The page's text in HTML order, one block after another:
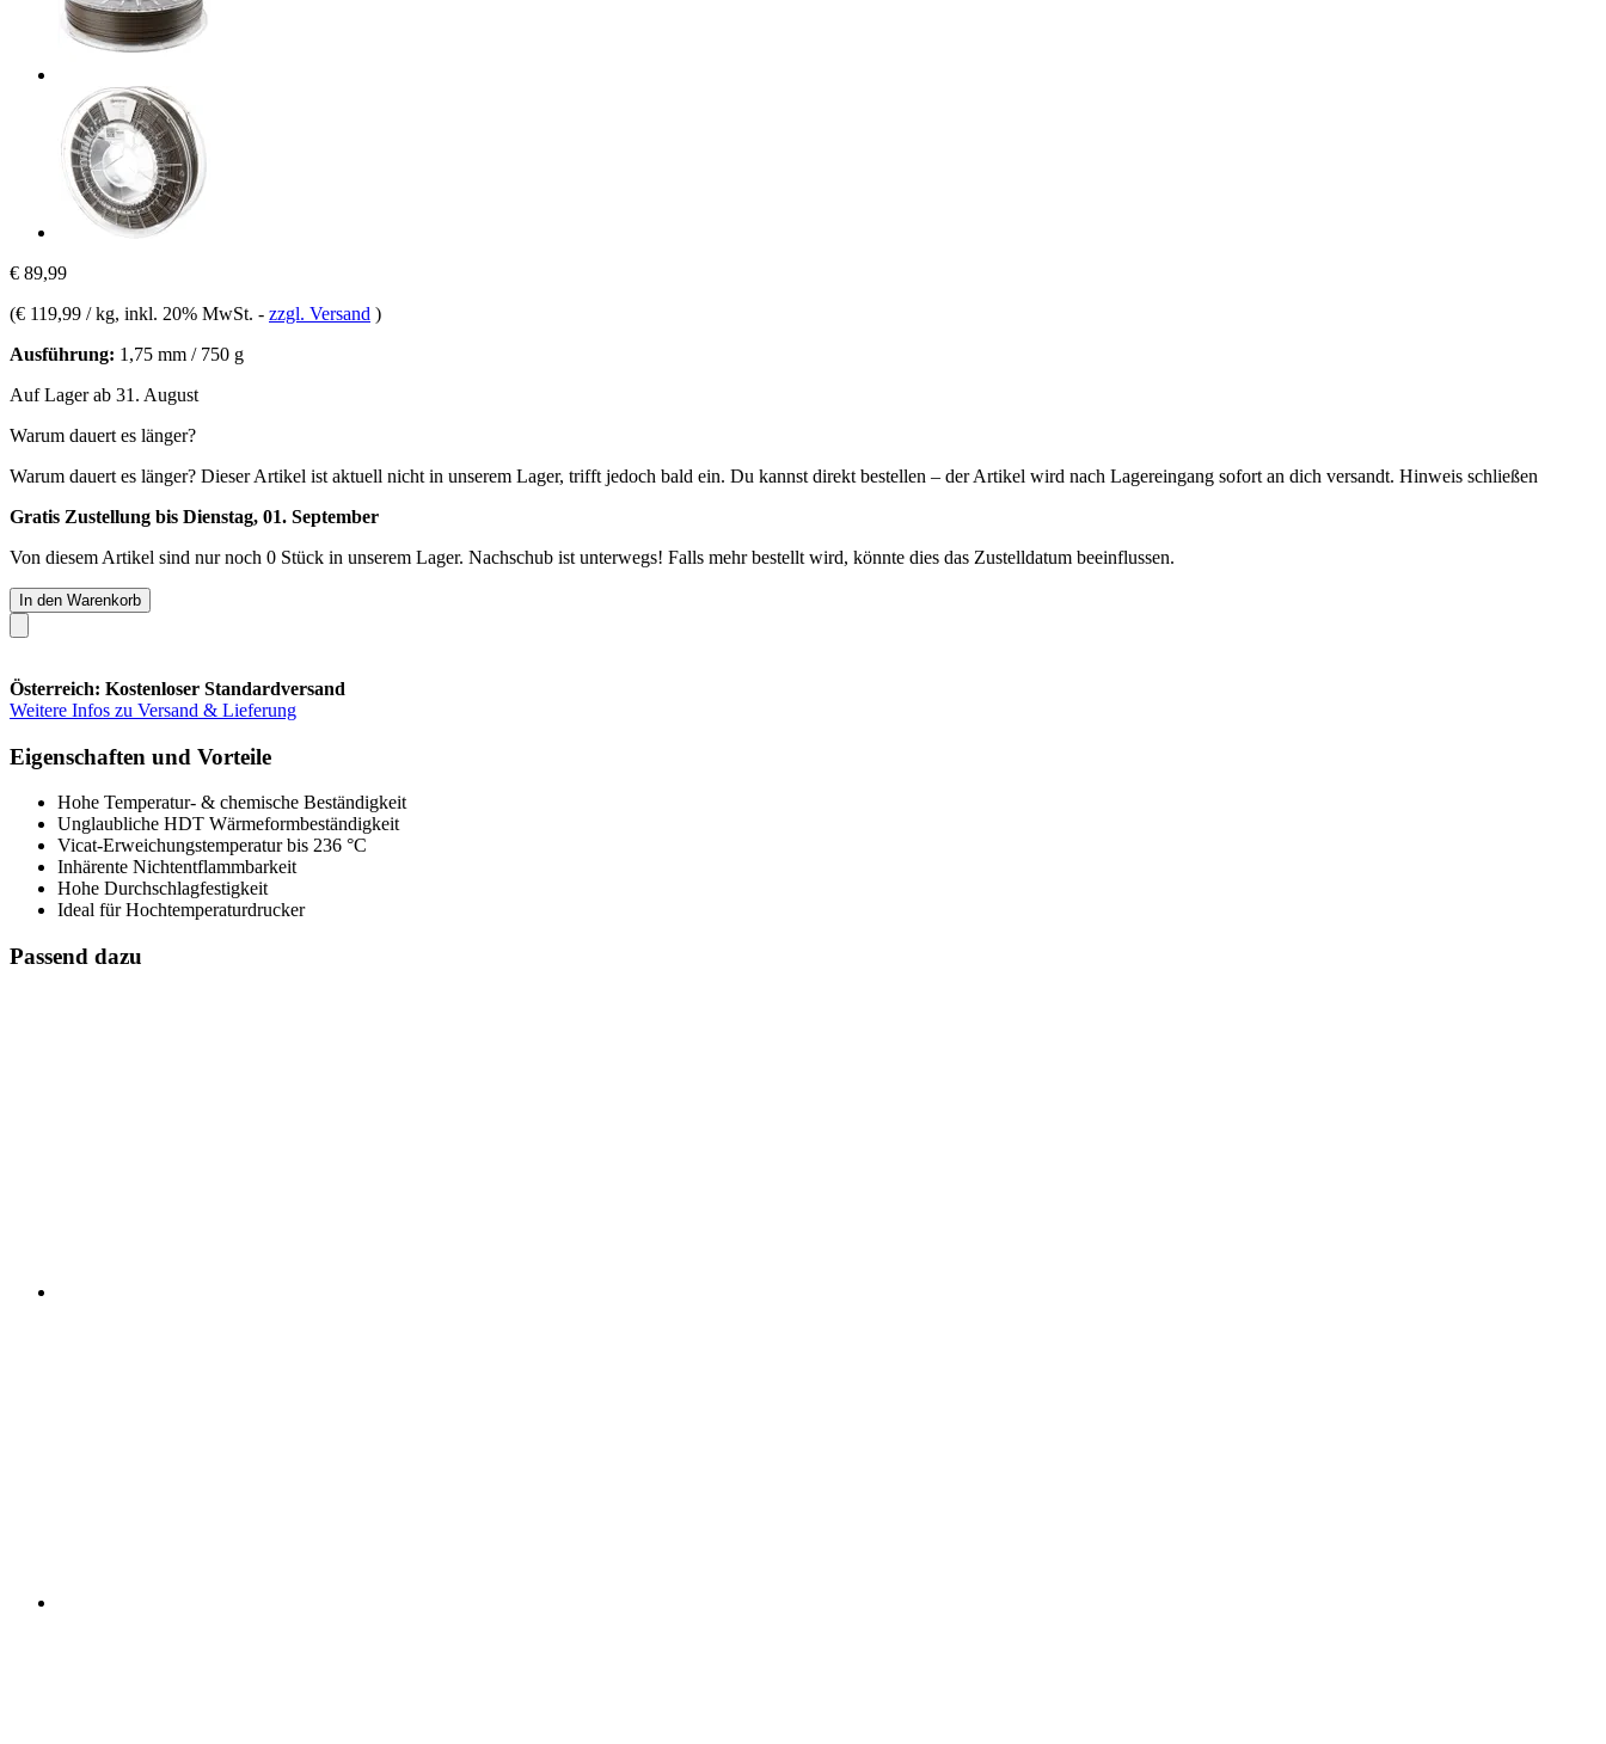
€ 89,99
(€ 119,99 / kg, inkl. 20% MwSt. - zzgl. Versand )
Ausführung: 1,75 mm / 750 g
Auf Lager ab 31. August
Warum dauert es länger?
Warum dauert es länger? Dieser Artikel ist aktuell nicht in unserem Lager, trifft jedoch bald ein. Du kannst direkt bestellen – der Artikel wird nach Lagereingang sofort an dich versandt. Hinweis schließen
Gratis Zustellung bis Dienstag, 01. September
Von diesem Artikel sind nur noch 0 Stück in unserem Lager. Nachschub ist unterwegs! Falls mehr bestellt wird, könnte dies das Zustelldatum beeinflussen.
In den Warenkorb
Österreich: Kostenloser Standardversand
Weitere Infos zu Versand & Lieferung
Eigenschaften und Vorteile
Hohe Temperatur- & chemische Beständigkeit
Unglaubliche HDT Wärmeformbeständigkeit
Vicat-Erweichungstemperatur bis 236 °C
Inhärente Nichtentflammbarkeit
Hohe Durchschlagfestigkeit
Ideal für Hochtemperaturdrucker
Passend dazu